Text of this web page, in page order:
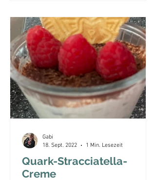
Quark-Stracciatella-
Creme
Gabi
18. Sept. 2022
1 Min. Lesezeit